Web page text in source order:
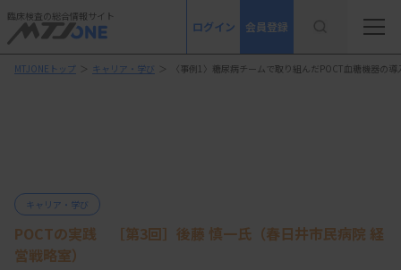
臨床検査の総合情報サイト
ログイン 会員登録
MTJONEトップ ＞ キャリア・学び ＞ 〈事例1〉糖尿病チームで取り組んだPOCT血糖機器の
キャリア・学び
POCTの実践 ［第3回］後藤 慎一氏（春日井市民病院 経
営戦略室）